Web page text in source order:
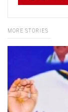
MORE STORIES